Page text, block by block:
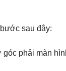
sau đây:
phải màn